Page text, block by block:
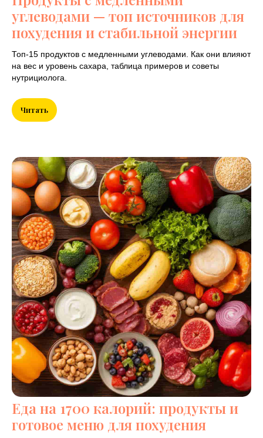
углеводами — топ источников для
похудения и стабильной энергии
Топ-15 продуктов с медленными углеводами. Как они влияют
на вес и уровень сахара, таблица примеров и советы
нутрициолога.
Читать
Еда на 1700 калорий: продукты и
готовое меню для похудения
Примеры меню с КБЖУ для
набора массы, похудения,
выносливости. Скачать план
питания.
Фулбади
(FullBody):
программа
тренировок для
начинающих с
нуля
FullBody программа для
начинающих: готовый план на 3